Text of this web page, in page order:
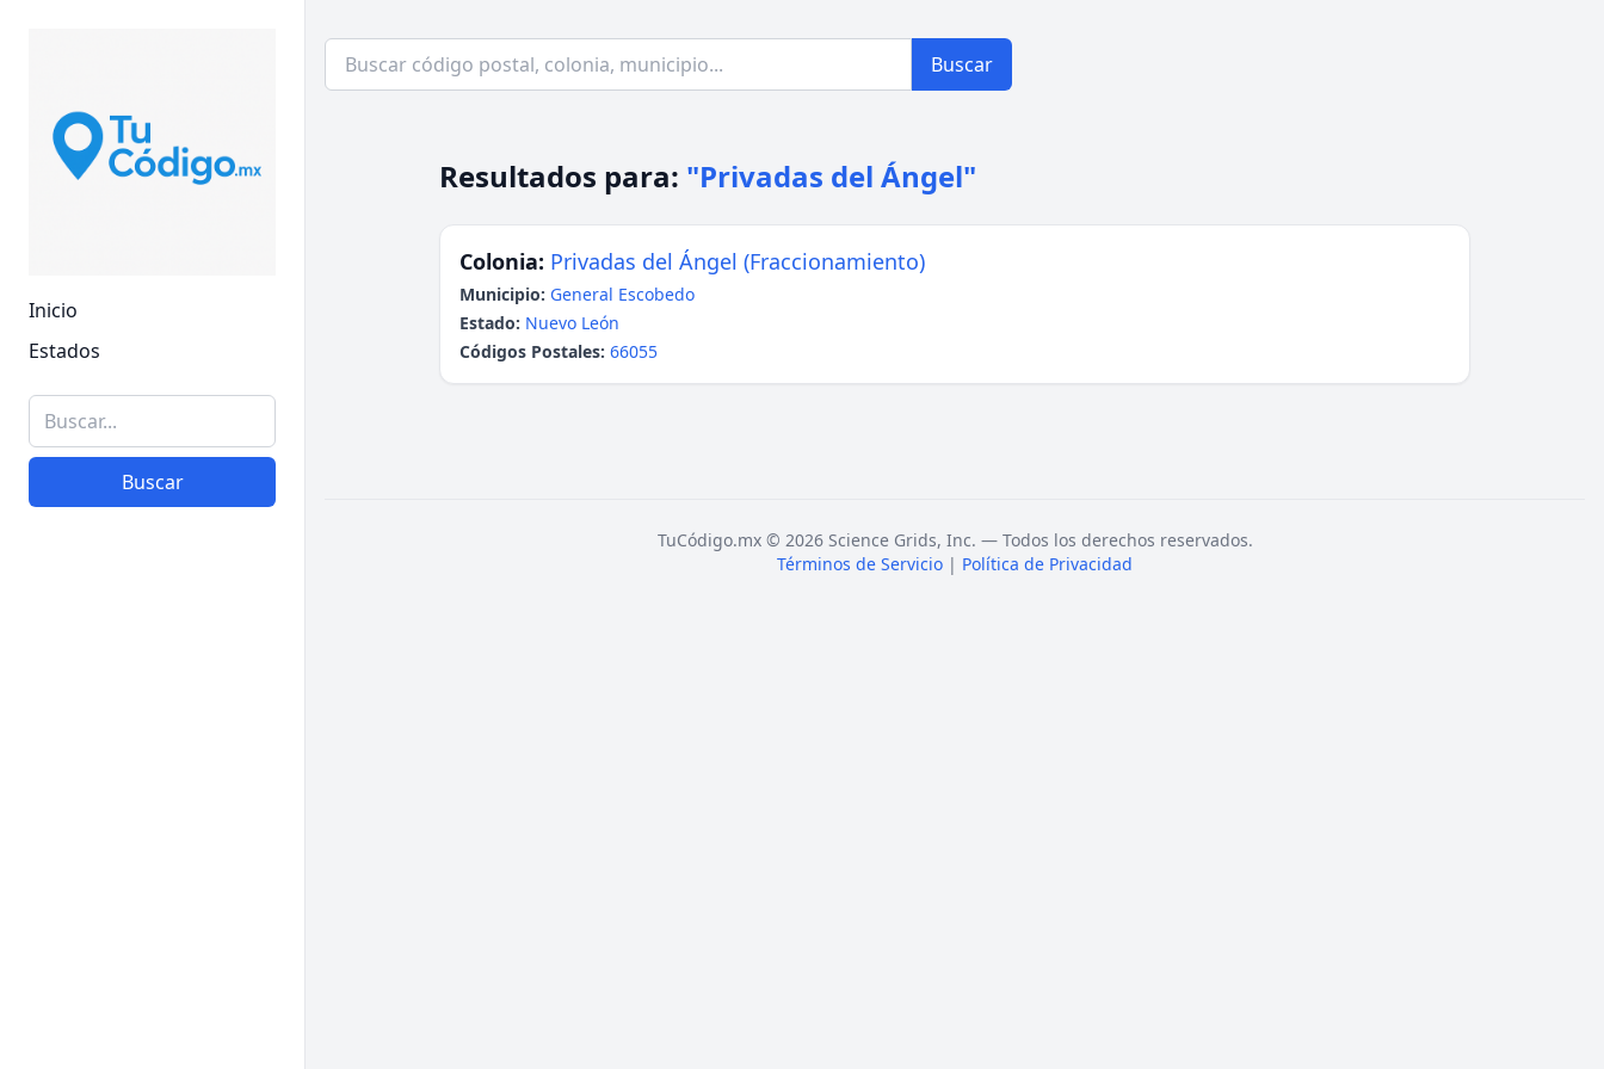
Inicio
Estados
Buscar
Buscar
Resultados para: "Privadas del Ángel"
Colonia: Privadas del Ángel (Fraccionamiento)
Municipio: General Escobedo
Estado: Nuevo León
Códigos Postales: 66055
TuCódigo.mx © 2026 Science Grids, Inc. — Todos los derechos reservados.
Términos de Servicio | Política de Privacidad